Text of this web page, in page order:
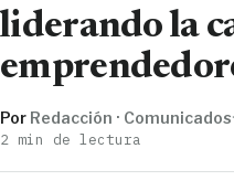
liderando la
Por Redacción · Comunicados·
2 min de lectura